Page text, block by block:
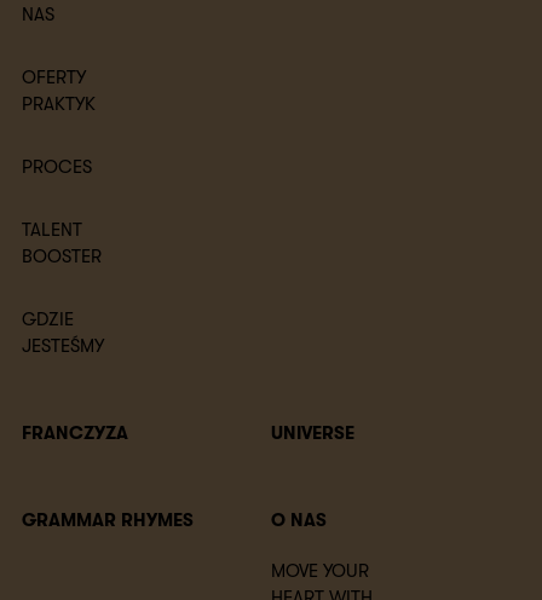
NAS
OFERTY
PRAKTYK
PROCES
TALENT
BOOSTER
GDZIE
JESTEŚMY
FRANCZYZA UNIVERSE
GRAMMAR RHYMES O NAS
MOVE YOUR